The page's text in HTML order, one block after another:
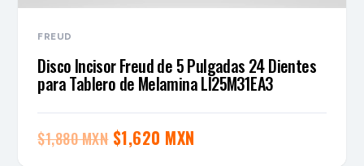
FREUD
Disco Incisor Freud de 5 Pulgadas 24 Dientes
para Tablero de Melamina LI25M31EA3
$1,880 MXN El
precio
$1,620 MXN
precio